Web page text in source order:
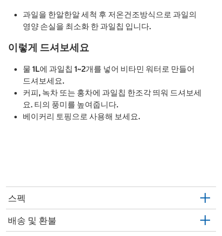
과일을 한알한알 세척 후 저온건조방식으로 과일의
영양 손실을 최소화 한 과일칩 입니다.
이렇게 드셔보세요
물 1L에 과일칩 1~2개를 넣어 비타민 워터로 만들어
드셔보세요.
커피, 녹차 또는 홍차에 과일칩 한조각 띄워 드셔보세
요. 티의 풍미를 높여줍니다.
베이커리 토핑으로 사용해 보세요.
스펙
배송 및 환불